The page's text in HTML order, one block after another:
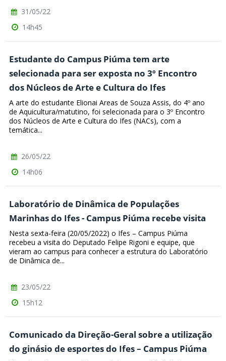
31/05/22
14h45
Estudante do Campus Piúma tem arte
selecionada para ser exposta no 3º Encontro
dos Núcleos de Arte e Cultura do Ifes
A arte do estudante Elionai Areas de Souza Assis, do 4º ano
de Aquicultura/matutino, foi selecionada para o 3º Encontro
dos Núcleos de Arte e Cultura do Ifes (NACs), com a
temática...
26/05/22
14h06
Laboratório de Dinâmica de Populações
Marinhas do Ifes - Campus Piúma recebe visita
Nesta sexta-feira (20/05/2022) o Ifes – Campus Piúma
recebeu a visita do Deputado Felipe Rigoni e equipe, que
vieram ao campus para conhecer a estrutura do Laboratório
de Dinâmica de...
23/05/22
15h12
Comunicado da Direção-Geral sobre a utilização
do ginásio de esportes do Ifes – Campus Piúma